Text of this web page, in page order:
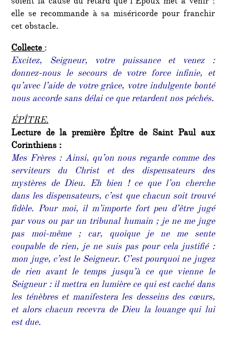
elle se recommande à sa miséricorde pour franchir
cet obstacle.
Collecte:
Excitez, Seigneur, votre puissance et venez :
donnez-nous le secours de votre force infinie, et
qu’avec l’aide de votre grâce, votre indulgente bonté
nous accorde sans délai ce que retardent nos péchés.
ÉPÎTRE.
Lecture de la première Épître de Saint Paul aux
Corinthiens :
Mes Frères : Ainsi, qu’on nous regarde comme des
serviteurs du Christ et des dispensateurs des
mystères de Dieu. Eh bien ! ce que l’on cherche
dans les dispensateurs, c’est que chacun soit trouvé
fidèle. Pour moi, il m’importe fort peu d’être jugé
par vous ou par un tribunal humain ; je ne me juge
pas moi-même ; car, quoique je ne me sente
coupable de rien, je ne suis pas pour cela justifié :
mon juge, c’est le Seigneur. C’est pourquoi ne jugez
de rien avant le temps jusqu’à ce que vienne le
Seigneur : il mettra en lumière ce qui est caché dans
les ténèbres et manifestera les desseins des cœurs,
et alors chacun recevra de Dieu la louange qui lui
est due.